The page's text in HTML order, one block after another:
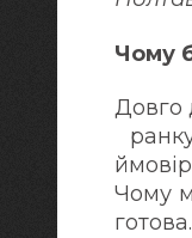
Чому
Довго
Чому